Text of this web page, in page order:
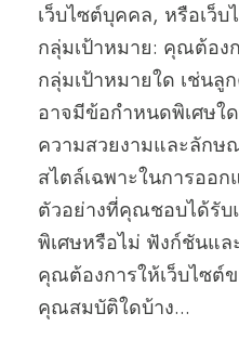
เว็บไซต์บุคคล, หรือเว็
กลุ่มเป้าหมาย: คุณต้อง
กลุ่มเป้าหมายใด เช่นลู
อาจมีข้อกำหนดพิเศษใ
ความสวยงามและลัก
สไตล์เฉพาะในการออ
ตัวอย่างที่คุณชอบได้รับ
พิเศษหรือไม่ ฟังก์ชันแ
คุณต้องการให้เว็บไซ
คุณสมบัติใดบ้าง...